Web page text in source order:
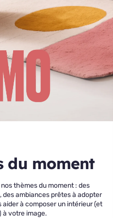
du moment
thèmes du moment : des
des ambiances prêtes à adopter
à composer un intérieur (et
à votre image.